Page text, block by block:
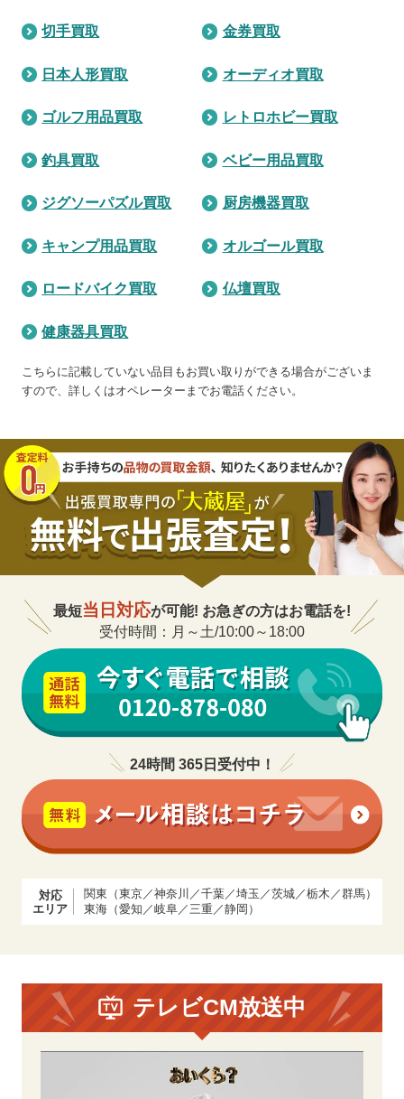
切手買取 金券買取
日本人形買取 オーディオ買取
ゴルフ用品買取 レトロホビー買取
釣具買取 ベビー用品買取
ジグソーパズル買取 厨房機器買取
キャンプ用品買取 オルゴール買取
ロードバイク買取 仏壇買取
健康器具買取
こちらに記載していない品目もお買い取りができる場合がございま
すので、詳しくはオペレーターまでお電話ください。
最短当日対応が可能! お急ぎの方はお電話を!
受付時間：月～土/10:00～18:00
24時間 365日受付中！
対応
エリア
関東（東京／神奈川／千葉／埼玉／茨城／栃木／群馬）
東海（愛知／岐阜／三重／静岡）
テレビCM放送中